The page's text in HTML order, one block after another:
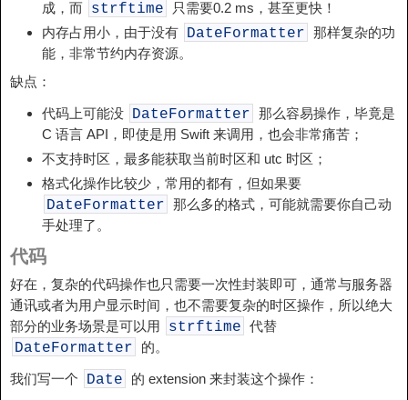
成，而 strftime
只需要0.2 ms，甚至更快！
内存占用小，由于没有 DateFormatter 那样复杂的功
能，非常节约内存资源。
缺点：
代码上可能没 DateFormatter 那么容易操作，毕竟是
C 语言 API，即使是用 Swift 来调用，也会非常痛苦；
不支持时区，最多能获取当前时区和 utc 时区；
格式化操作比较少，常用的都有，但如果要
DateFormatter 那么多的格式，可能就需要你自己动
手处理了。
代码
好在，复杂的代码操作也只需要一次性封装即可，通常与服务器
通讯或者为用户显示时间，也不需要复杂的时区操作，所以绝大
部分的业务场景是可以用
strftime 代替
DateFormatter 的。
我们写一个 Date 的 extension 来封装这个操作：